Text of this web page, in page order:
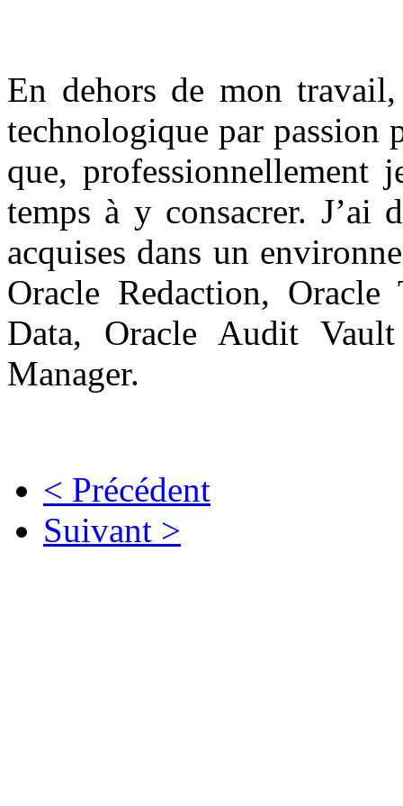
En dehors de mon
technologique par passion
que, professionnellement
temps à y consacrer. J’ai
acquises dans un
Oracle Redaction, Oracle
Data, Oracle Audit
Manager.
< Précédent
Suivant >